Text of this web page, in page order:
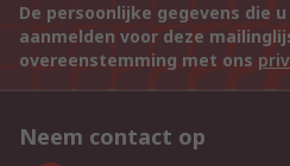
De persoonlijke gegevens die
aanmelden voor deze
overeenstemming met ons
Neem contact op